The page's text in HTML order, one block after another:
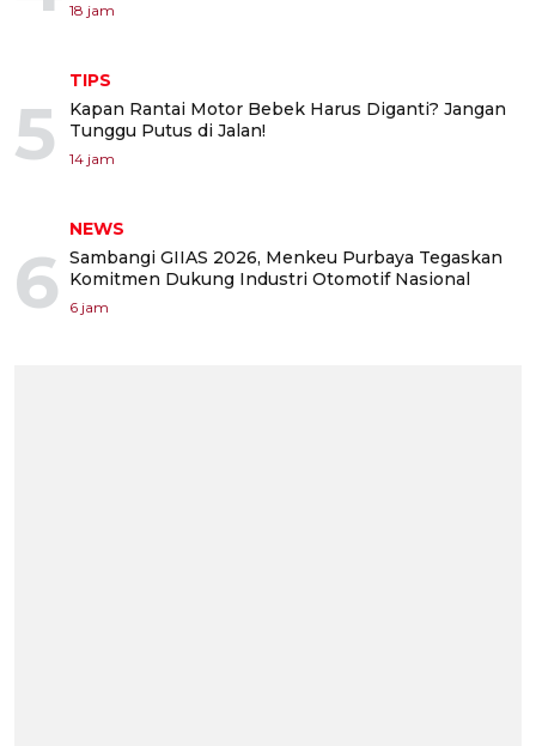
18 jam
5
TIPS
Kapan Rantai Motor Bebek Harus Diganti? Jangan
Tunggu Putus di Jalan!
14 jam
6
NEWS
Sambangi GIIAS 2026, Menkeu Purbaya Tegaskan
Komitmen Dukung Industri Otomotif Nasional
6 jam